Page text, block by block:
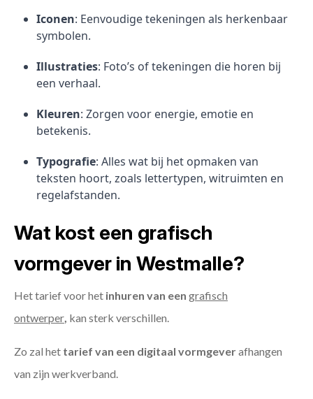
Iconen: Eenvoudige tekeningen als herkenbaar
symbolen.
Illustraties: Foto’s of tekeningen die horen bij
een verhaal.
Kleuren: Zorgen voor energie, emotie en
betekenis.
Typografie: Alles wat bij het opmaken van
teksten hoort, zoals lettertypen, witruimten en
regelafstanden.
Wat kost een grafisch
vormgever in Westmalle?
Het tarief voor het inhuren van een grafisch
ontwerper kan sterk verschillen.
Zo zal het tarief van een digitaal vormgeverafhangen
van zijn werkverband.